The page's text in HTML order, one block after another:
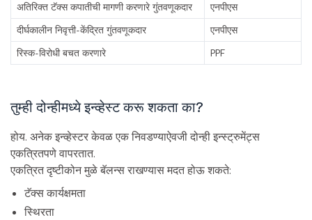
अतिरिक्त टॅक्स कपातीची मागणी करणारे गुंतवणूकदार
एनपीएस
दीर्घकालीन निवृत्ती-केंद्रित गुंतवणूकदार
एनपीएस
रिस्क-विरोधी बचत करणारे
PPF
तुम्ही दोन्हीमध्ये इन्व्हेस्ट करू शकता का?
होय. अनेक इन्व्हेस्टर केवळ एक निवडण्याऐवजी दोन्ही इन्स्ट्रुमेंट्स
एकत्रितपणे वापरतात.
एकत्रित दृष्टीकोन मुळे बॅलन्स राखण्यास मदत होऊ शकते:
टॅक्स कार्यक्षमता
स्थिरता